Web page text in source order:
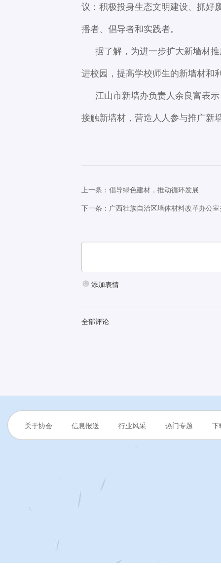
议：积极投身生态文明建设、抓好
播者、倡导者和实践者。
据了解，为进一步扩大新墙材
进校园，提高学校师生的新墙材和
江山市新墙办负责人余良富表
接触新墙材，营造人人参与推广新
上一条：倡导绿色建材，推动循环发展
下一条：广西壮族自治区墙体材料改革办公
添加表情
全部评论
关于协会 信息报送 行业风采 热门专题 下